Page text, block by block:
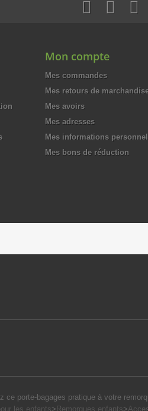
Mon compte
Mes commandes
Mes retours de
Mes avoirs
Mes adresses
Mes informations
Mes bons de réduction
ce porte-bagages pratique à votre
les enfants> Remorques enfants>